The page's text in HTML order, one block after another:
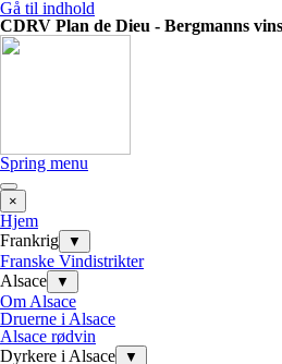
Gå til indhold
CDRV Plan de Dieu - Bergmanns
Spring menu
×
Hjem
Frankrig
▼
Franske Vindistrikter
Alsace
▼
Om Alsace
Druerne i Alsace
Alsace rødvin
Dyrkere i Alsace
▼